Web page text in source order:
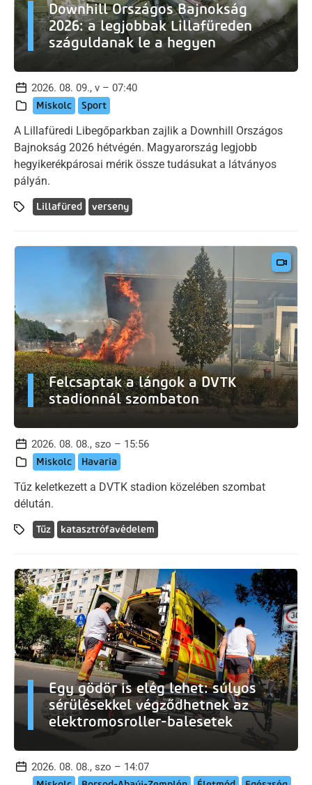
Downhill Országos Bajnokság
2026: a legjobbak Lillafüreden
száguldanak le a hegyen
2026. 08. 09., v – 07:40
Miskolc Sport
A Lillafüredi Libegőparkban zajlik a Downhill Országos
Bajnokság 2026 hétvégén. Magyarország legjobb
hegyikerékpárosai mérik össze tudásukat a látványos
pályán.
Lillafüred verseny
Felcsaptak a lángok a DVTK
stadionnál szombaton
2026. 08. 08., szo – 15:56
Miskolc Havaria
Tűz keletkezett a DVTK stadion közelében szombat
délután.
Tűz katasztrófavédelem
Egy gödör is elég lehet: súlyos
sérülésekkel végződhetnek az
elektromosroller-balesetek
2026. 08. 08., szo – 14:07